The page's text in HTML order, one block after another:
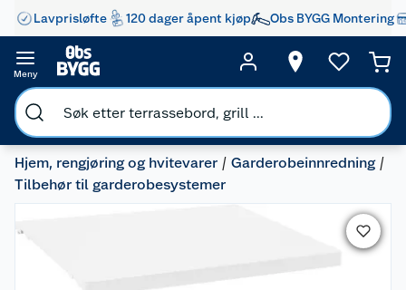
Lavprisløfte 120 dager åpent kjøp Obs BYGG Montering
Meny
Hjem, rengjøring og hvitevarer
Garderobeinnredning
Tilbehør til garderobesystemer